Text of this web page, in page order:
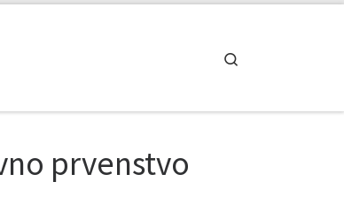
prvenstvo